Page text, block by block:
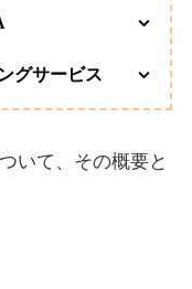
グサービス
いて、その概要と